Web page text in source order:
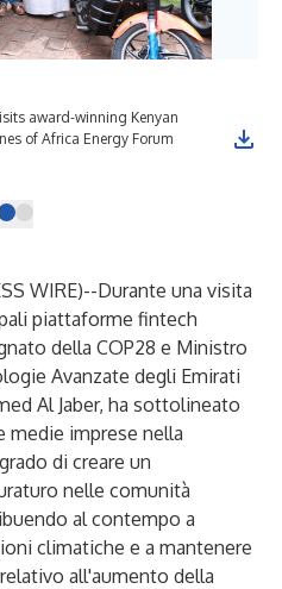
award-winning Kenyan
of Africa Energy Forum
WIRE)--Durante una visita
piattaforme fintech
della COP28 e Ministro
Avanzate degli Emirati
Al Jaber, ha sottolineato
medie imprese nella
di creare un
nelle comunità
al contempo a
climatiche e a mantenere
all'aumento della